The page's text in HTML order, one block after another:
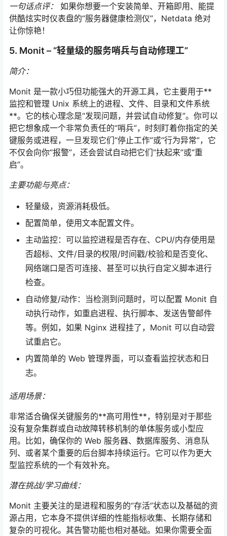
一句话点评：
如果你想要一个安装简单、开箱即用、能提
供酷炫实时仪表盘的“服务器健康检测仪”，Netdata 绝对
让你惊艳！
5. Monit – “轻量级的服务哨兵与自动修理工”
简介：
Monit 是一款小巧但功能强大的开源工具，它主要用于**
监控和管理 Unix 系统上的进程、文件、目录和文件系统
**。它的核心理念是“发现问题，并尝试自动修复”。你可以
把它想象成一个非常负责任的“哨兵”，时刻盯着你指定的关
键服务或进程，一旦发现它们“停止工作”或“行为异常”，它
不仅会向你“报警”，还会尝试自动把它们“扶起来”或“重
启”。
主要功能与亮点：
轻量级，资源消耗极低。
配置简单，使用文本配置文件。
主动监控：可以监控进程是否存在、CPU/内存使用是
否超标、文件/目录的权限/时间戳/校验和是否变化、
网络端口是否可连接、甚至可以执行自定义脚本进行
检查。
自动修复/动作：当检测到问题时，可以配置 Monit 自
动执行动作，如重启进程、执行脚本、发送告警邮件
等。例如，如果 Nginx 进程挂了，Monit 可以自动尝
试重启它。
内置简单的 Web 管理界面，可以查看监控状态和日
志。
适用场景：
非常适合确保关键服务的**高可用性**，特别是对于那些
没有复杂集群或自动故障转移机制的单体服务或小型应
用。比如，确保你的 Web 服务器、数据库服务、消息队
列、或者某个重要的后台脚本持续运行。它可以作为更大
型监控系统的一个有效补充。
潜在挑战/学习曲线：
Monit 主要关注的是进程和服务的“存活”状态以及基础的资
源占用，它本身不提供详细的性能指标收集、长期存储和
复杂的可视化。其告警功能也相对基础。如果你需要全面